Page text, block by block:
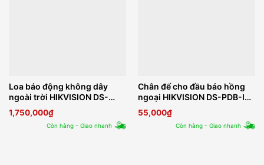
Loa báo động không dây
ngoài trời HIKVISION DS-
PS1-E-WB
1,750,000₫
Còn hàng - Giao nhanh
Chân đế cho đầu báo hồng
ngoại HIKVISION DS-PDB-IN-
wallbracket
55,000₫
Còn hàng - Giao nhanh